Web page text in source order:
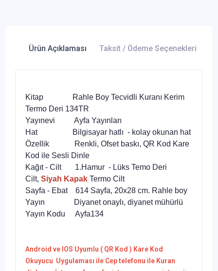
Ürün Açıklaması Taksit / Ödeme Seçenekleri
Kitap
Rahle Boy Tecvidli Kuranı Kerim
Termo Deri 134TR
Yayınevi Ayfa Yayınları
Hat Bilgisayar hatlı - kolay okunan hat
Özellik Renkli, Ofset baskı, QR Kod Kare
Kod ile Sesli Dinle
Kağıt - Cilt 1.Hamur - Lüks Temo Deri
Cilt, Siyah Kapak Termo Cilt
Sayfa - Ebat 614 Sayfa, 20x28 cm. Rahle boy
Yayın Diyanet onaylı, diyanet mühürlü
Yayın Kodu Ayfa134
Android ve IOS Uyumlu ( QR Kod ) Kare Kod
Okuyucu Uygulaması ile Cep telefonu ile Kuran